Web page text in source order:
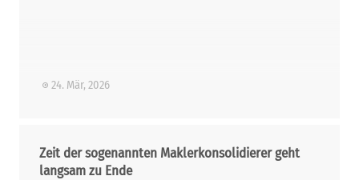
24. Mär, 2026
Zeit der sogenannten Maklerkonsolidierer geht
langsam zu Ende